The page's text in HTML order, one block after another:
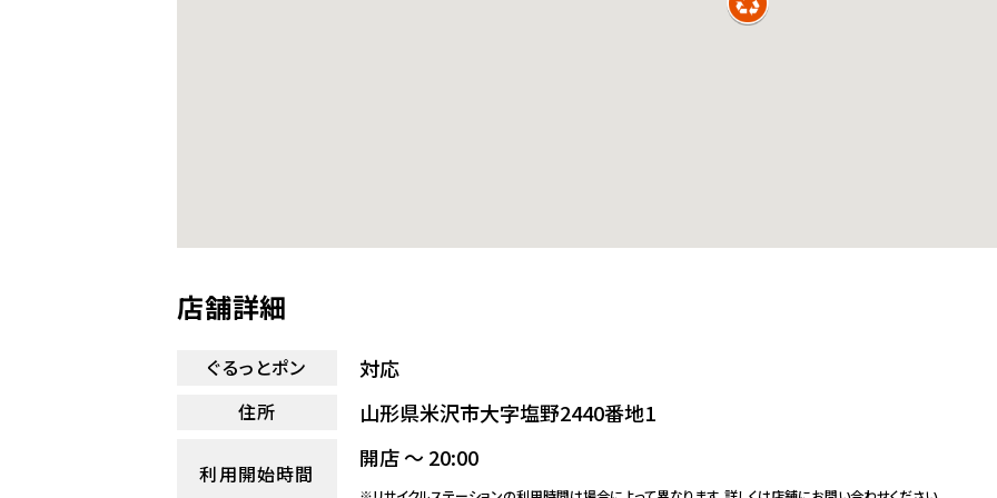
店舗詳細
ぐるっとポン 対応
住所 山形県米沢市大字塩野2440番地1
利用開始時間
開店 ～ 20:00